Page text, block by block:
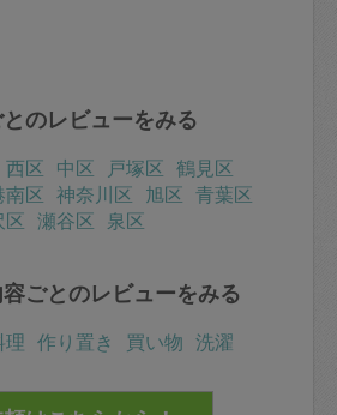
のレビューをみる
西区 中区 戸塚区 鶴見区
南区 神奈川区 旭区 青葉区
区 瀬谷区 泉区
ごとのレビューをみる
理 作り置き 買い物 洗濯